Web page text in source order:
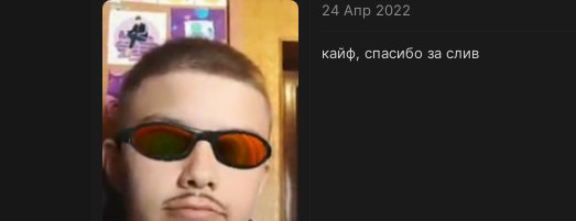
24 Апр 2022
кайф, спасибо за слив